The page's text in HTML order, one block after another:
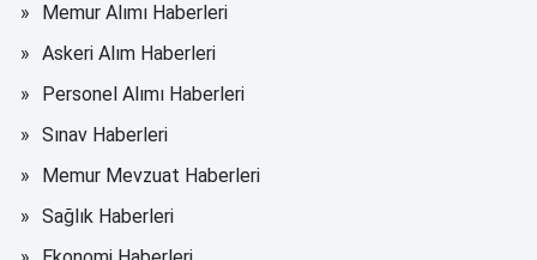
Memur Alımı Haberleri
Askeri Alım Haberleri
Personel Alımı Haberleri
Sınav Haberleri
Memur Mevzuat Haberleri
Sağlık Haberleri